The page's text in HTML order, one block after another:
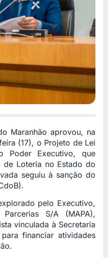
Maranhão aprovou, na
(17), o Projeto de Lei
Poder Executivo, que
Loteria no Estado do
seguiu à sanção do
pelo Executivo,
S/A (MAPA),
vinculada à Secretaria
financiar atividades